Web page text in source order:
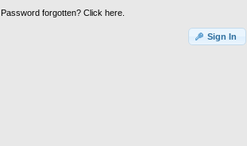
Password forgotten? Click here.
Sign In